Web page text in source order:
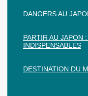
DANGERS AU
PARTIR AU JAPON
INDISPENSABLES
DESTINATION DU